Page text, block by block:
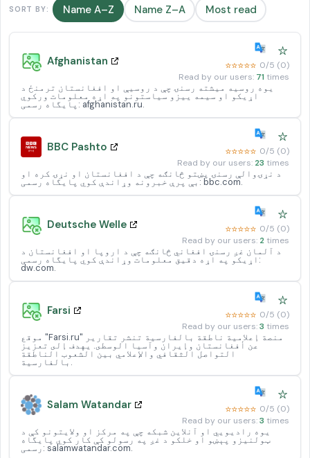
SORT BY: Name A–Z Name Z–A Most read
Afghanistan
☆
☆☆☆☆☆ 0/5 (0)
Read by our users: 71 times
یوه روسیه میشته رسنۍ چې د روسیې او افغانستان ترمنځ د
اړیکو او سیمه ییزو سیاستونو په اړه معلومات ورکوي
پایگاه رسمی: afghanistan.ru.
BBC Pashto
☆
☆☆☆☆☆ 0/5 (0)
Read by our users: 23 times
د نړۍوالې رسنۍ پښتو څانګه چې د افغانستان او نړۍ کره او
بې پرې خبرونه وړاندې کوي پایگاه رسمی: bbc.com.
Deutsche Welle
☆
☆☆☆☆☆ 0/5 (0)
Read by our users: 2 times
د آلمان غږ رسنۍ افغاني څانګه چې د اروپا او افغانستان د
اړیکو په اړه دقیق معلومات وړاندې کوي پایگاه رسمی:
dw.com.
Farsi
☆
☆☆☆☆☆ 0/5 (0)
Read by our users:3 times
موقع "Farsi.ru" منصة إعلامية ناطقة بالفارسية تنشر تقارير
عن أفغانستان وإيران وآسيا الوسطى. يهدف إلى تعزيز
التواصل الثقافي والإعلامي بين الشعوب الناطقة
بالفارسية.
Salam Watandar
☆
☆☆☆☆☆ 0/5 (0)
Read by our users:3 times
یوه رادیویي او آنلاین شبکه چې په مرکز او ولایتونو کې د
ټولنیزو پېښو او خلکو د غږ په رسولو کې کار کوي پایگاه
رسمی: salamwatandar.com.